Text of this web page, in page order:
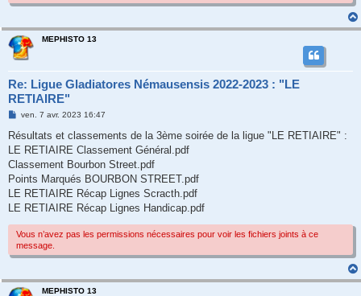
MEPHISTO 13
Re: Ligue Gladiatores Némausensis 2022-2023 : "LE
RETIAIRE"
M
s
a
g
ven. 7 avr. 2023 16:47
Résultats et classements de la 3ème soirée de la ligue "LE RETIAIRE" :
LE RETIAIRE Classement Général.pdf
Classement Bourbon Street.pdf
Points Marqués BOURBON STREET.pdf
LE RETIAIRE Récap Lignes Scracth.pdf
LE RETIAIRE Récap Lignes Handicap.pdf
Vous n’avez pas les permissions nécessaires pour voir les fichiers joints à ce
message.
MEPHISTO 13